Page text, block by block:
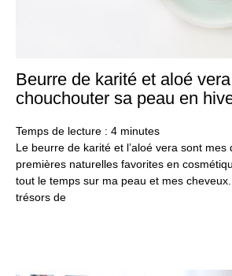
Beurre de karité et aloé
chouchouter sa peau en
Temps de lecture : 4 minutes
Le beurre de karité et l’aloé vera sont mes
premières naturelles favorites en
tout le temps sur ma peau et mes
trésors de